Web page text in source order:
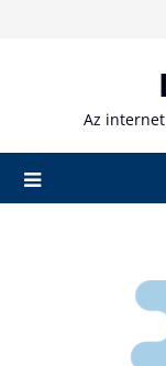
Az